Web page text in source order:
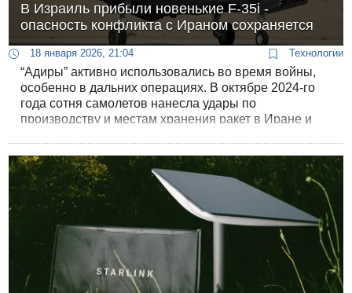
В Израиль прибыли новенькие F-35i -
опасность конфликта с Ираном сохраняется
18 января 2026, 21:04 Технологии
“Адиры” активно использовались во время войны,
особенно в дальних операциях. В октябре 2024-го
года сотня самолетов нанесла удары по
производству и местам хранения ракет в Иране и
подавляя радары.